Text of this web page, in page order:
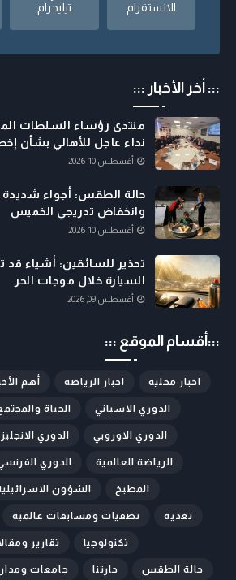
الانستقرام تيليجرام
::: أخر الأخبار :::
منتدى رؤساء السلطات
نداء عاجل للأهالي بشأن
أغسطس 10, 2026
حالة الطقس: أجواء شديدة
وانخفاض تدريجي الخميس
أغسطس 10, 2026
تحذير للسائقين: أشياء قد
السيارة خلال موجات الحر
أغسطس 09, 2026
:::أقسام الموقع :::
أهم اخبار الرياضه اخبار محليه
الحياة الدوري الاسباني
الدوري الدوري الاوروبي
الدوري الرياضة العالمية
الشؤون المطبخ
تصفيات ومسابقات عالميه تغذية
تقارير تكنولوجيا
جامعات حارتنا حالة الطقس